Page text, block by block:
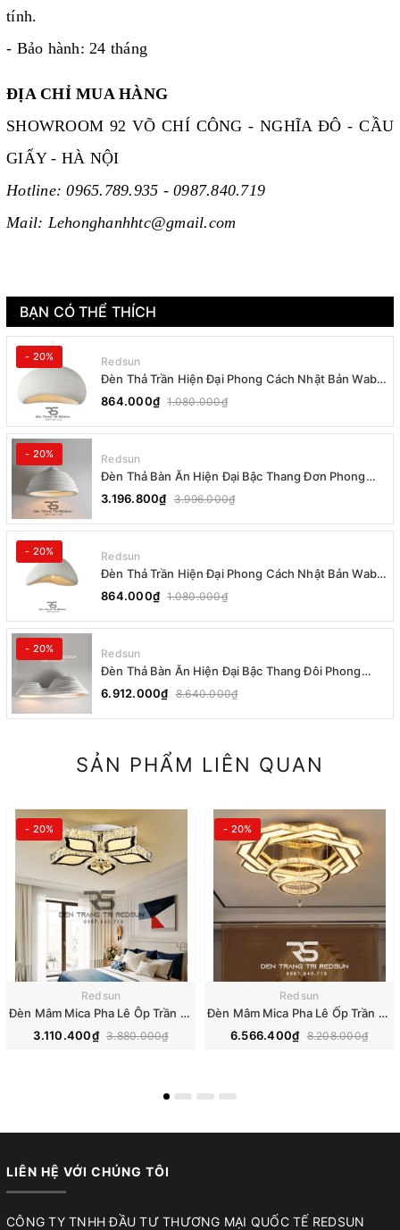
tính.
- Bảo hành: 24 tháng
ĐỊA CHỈ MUA HÀNG
SHOWROOM 92 VÕ CHÍ CÔNG - NGHĨA ĐÔ - CẦU
GIẤY - HÀ NỘI
Hotline: 0965.789.935 - 0987.840.719
Mail: Lehonghanhhtc@gmail.com
BẠN CÓ THỂ THÍCH
- 20% Redsun
Đèn Thả Trần Hiện Đại Phong Cách Nhật Bản Wabi-
sabi CDT-T036 Dáng B
864.000₫ 1.080.000₫
- 20% Redsun
Đèn Thả Bàn Ăn Hiện Đại Bậc Thang Đơn Phong
Cách Nhật Bản Wabi-sabi DC-T078B
3.196.800₫ 3.996.000₫
- 20% Redsun
Đèn Thả Trần Hiện Đại Phong Cách Nhật Bản Wabi-
sabi CDT-T036 Dáng A
864.000₫ 1.080.000₫
- 20% Redsun
Đèn Thả Bàn Ăn Hiện Đại Bậc Thang Đôi Phong
Cách Nhật Bản Wabi-sabi DC-T078A
6.912.000₫ 8.640.000₫
SẢN PHẨM LIÊN QUAN
- 20%
Redsun
Đèn Mâm Mica Pha Lê Ôp Trần Phòng Khách Hiện Đại MKPL-08
3.110.400₫ 3.880.000₫
- 20%
Redsun
Đèn Mâm Mica Pha Lê Ốp Trần Phòng Khách Hiện Đại MKPL-01
6.566.400₫ 8.208.000₫
LIÊN HỆ VỚI CHÚNG TÔI
CÔNG TY TNHH ĐẦU TƯ THƯƠNG MẠI QUỐC TẾ REDSUN